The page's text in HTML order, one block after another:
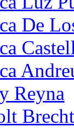
De
Reyna
Brecht